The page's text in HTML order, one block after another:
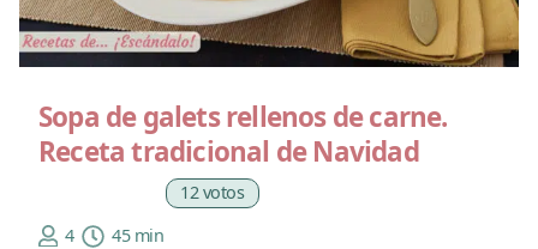
Sopa de galets rellenos de carne.
Receta tradicional de Navidad
12 votos
4
45 min